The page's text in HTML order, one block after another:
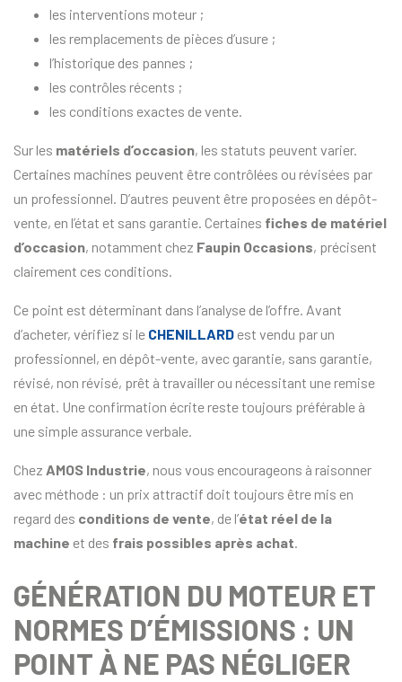
les interventions moteur ;
les remplacements de pièces d’usure ;
l’historique des pannes ;
les contrôles récents ;
les conditions exactes de vente.
Sur les matériels d’occasion, les statuts peuvent varier.
Certaines machines peuvent être contrôlées ou révisées par
un professionnel. D’autres peuvent être proposées en dépôt-
vente, en l’état et sans garantie. Certaines fiches de matériel
d’occasion, notamment chez Faupin Occasions, précisent
clairement ces conditions.
Ce point est déterminant dans l’analyse de l’offre. Avant
d’acheter, vérifiez si le CHENILLARD est vendu par un
professionnel, en dépôt-vente, avec garantie, sans garantie,
révisé, non révisé, prêt à travailler ou nécessitant une remise
en état. Une confirmation écrite reste toujours préférable à
une simple assurance verbale.
Chez AMOS Industrie, nous vous encourageons à raisonner
avec méthode : un prix attractif doit toujours être mis en
regard des conditions de vente, de l’état réel de la
machine et des frais possibles après achat.
GÉNÉRATION DU MOTEUR ET
NORMES D’ÉMISSIONS : UN
POINT À NE PAS NÉGLIGER